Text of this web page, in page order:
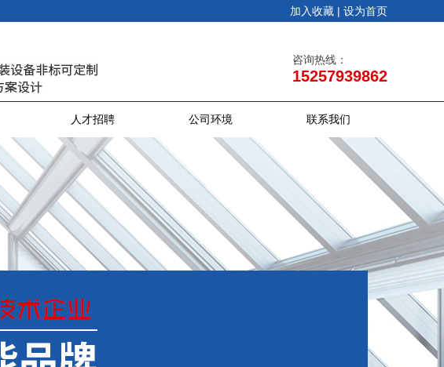
加入收藏 | 设为首页
咨询热线：
15257939862
人才招聘 公司环境 联系我们